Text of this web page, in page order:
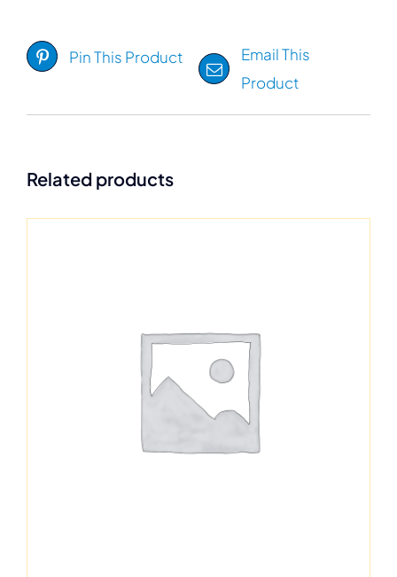
Pin This Product
Email This
Product
Related products